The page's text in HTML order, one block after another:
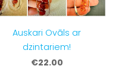
Auskari Ovāls ar
dzintariem!
€22.00